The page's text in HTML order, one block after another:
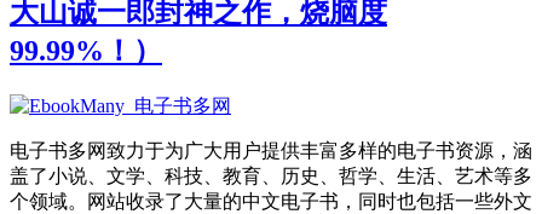
大山诚一郎封神之作，烧脑度
99.99%！）
电子书多网致力于为广大用户提供丰富多样的电子书资源，涵
盖了小说、文学、科技、教育、历史、哲学、生活、艺术等多
个领域。网站收录了大量的中文电子书，同时也包括一些外文